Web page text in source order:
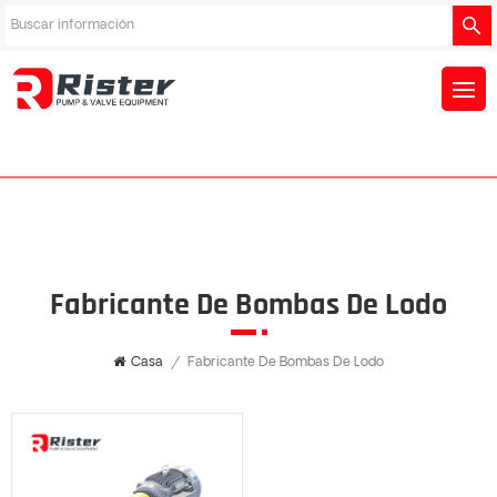
Fabricante De Bombas De Lodo
Casa / Fabricante De Bombas De Lodo